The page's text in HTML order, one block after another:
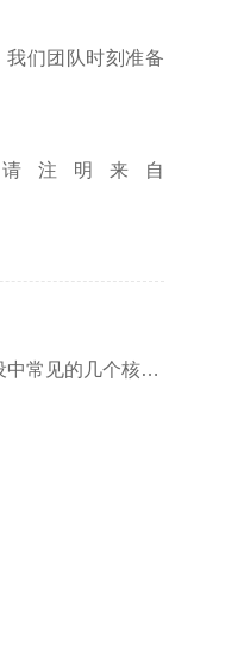
们团队时刻准备
注明来自
下一篇：企业网站建设中常见的几个核心要素